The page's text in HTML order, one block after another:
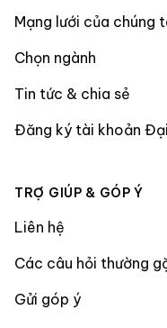
Mạng lưới của chúng
Chọn ngành
Tin tức & chia sẻ
Đăng ký tài khoản
TRỢ GIÚP & GÓP Ý
Liên hệ
Các câu hỏi thường
Gửi góp ý